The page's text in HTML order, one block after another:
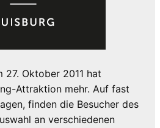
27. Oktober 2011 hat
Attraktion mehr. Auf fast
finden die Besucher des
an verschiedenen